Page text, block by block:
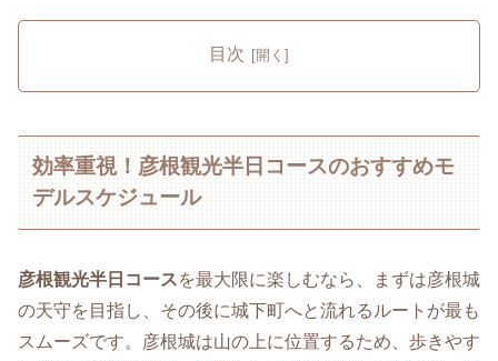
目次
効率重視！彦根観光半日コースのおすすめモ
デルスケジュール
彦根観光半日コースを最大限に楽しむなら、まずは彦根城
の天守を目指し、その後に城下町へと流れるルートが最も
スムーズです。彦根城は山の上に位置するため、歩きやす